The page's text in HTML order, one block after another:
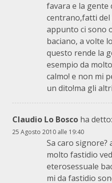
favara e la gente
centrano,fatti del
appunto ci sono
baciano, a volte
questo rende la
esempio da
calmo! e non mi
un dito!ma gli
Claudio Lo Bosco ha detto:
25 Agosto 2010 alle 19:40
Sa caro signore?
molto fastidio
eterosessuale
mi da fastidio